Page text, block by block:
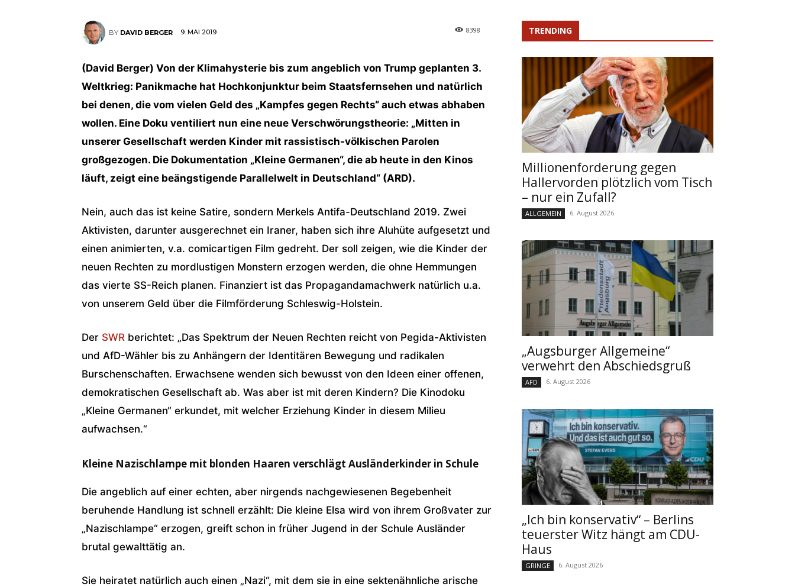
BY DAVID BERGER 9. MAI 2019 8398
(David Berger) Von der Klimahysterie bis zum angeblich von Trump geplanten 3.
Weltkrieg: Panikmache hat Hochkonjunktur beim Staatsfernsehen und natürlich
bei denen, die vom vielen Geld des „Kampfes gegen Rechts“ auch etwas abhaben
wollen. Eine Doku ventiliert nun eine neue Verschwörungstheorie: „Mitten in
unserer Gesellschaft werden Kinder mit rassistisch-völkischen Parolen
großgezogen. Die Dokumentation „Kleine Germanen“, die ab heute in den Kinos
läuft, zeigt eine beängstigende Parallelwelt in Deutschland“ (ARD).
Nein, auch das ist keine Satire, sondern Merkels Antifa-Deutschland 2019. Zwei
Aktivisten, darunter ausgerechnet ein Iraner, haben sich ihre Aluhüte aufgesetzt und
einen animierten, v.a. comicartigen Film gedreht. Der soll zeigen, wie die Kinder der
neuen Rechten zu mordlustigen Monstern erzogen werden, die ohne Hemmungen
das vierte SS-Reich planen. Finanziert ist das Propagandamachwerk natürlich u.a.
von unserem Geld über die Filmförderung Schleswig-Holstein.
Der SWR berichtet: „Das Spektrum der Neuen Rechten reicht von Pegida-Aktivisten
und AfD-Wähler bis zu Anhängern der Identitären Bewegung und radikalen
Burschenschaften. Erwachsene wenden sich bewusst von den Ideen einer offenen,
demokratischen Gesellschaft ab. Was aber ist mit deren Kindern? Die Kinodoku
„Kleine Germanen“ erkundet, mit welcher Erziehung Kinder in diesem Milieu
aufwachsen.“
Kleine Nazischlampe mit blonden Haaren verschlägt Ausländerkinder in Schule
Die angeblich auf einer echten, aber nirgends nachgewiesenen Begebenheit
beruhende Handlung ist schnell erzählt: Die kleine Elsa wird von ihrem Großvater zur
„Nazischlampe“ erzogen, greift schon in früher Jugend in der Schule Ausländer
brutal gewalttätig an.
Sie heiratet natürlich auch einen „Nazi“, mit dem sie in eine sektenähnliche arische
TRENDING
Millionenforderung gegen
Hallervorden plötzlich vom Tisch
– nur ein Zufall?
ALLGEMEIN 6. August 2026
„Augsburger Allgemeine“
verwehrt den Abschiedsgruß
AFD 6. August 2026
„Ich bin konservativ“ – Berlins
teuerster Witz hängt am CDU-
Haus
GRINGE 6. August 2026